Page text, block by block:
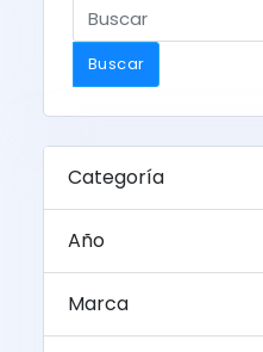
Buscar
Categoría
Año
Marca